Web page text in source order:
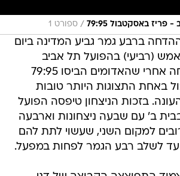
באסקטבול 79:95 / ספורט 1
ברבע גמר גביע המדינה ביום
(רביעי) בהפועל תל אביב
בחיוכים של שמחה אחרי שהאדומים הביסו 79:95
באחת התצוגות היותר טובות
בזכות הניצחון טיפסה הפועל
ב' עם שבעה ניצחונות וארבעה
למקום השני, שעשוי לתת להם
עד לשלב רבע הגמר לפחות במפעל.